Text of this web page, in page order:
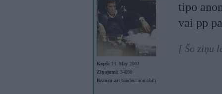
Kopš: 14. May 2002
Ziņojumi: 34090
Braucu ar: banderautomobili
tipo
vai pp
[ Šo ziņu